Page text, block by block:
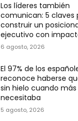
Los líderes también
comunican: 5 claves
construir un
ejecutivo con
6 agosto, 2026
El 97% de los
reconoce haberse
sin hielo cuando más
necesitaba
5 agosto, 2026